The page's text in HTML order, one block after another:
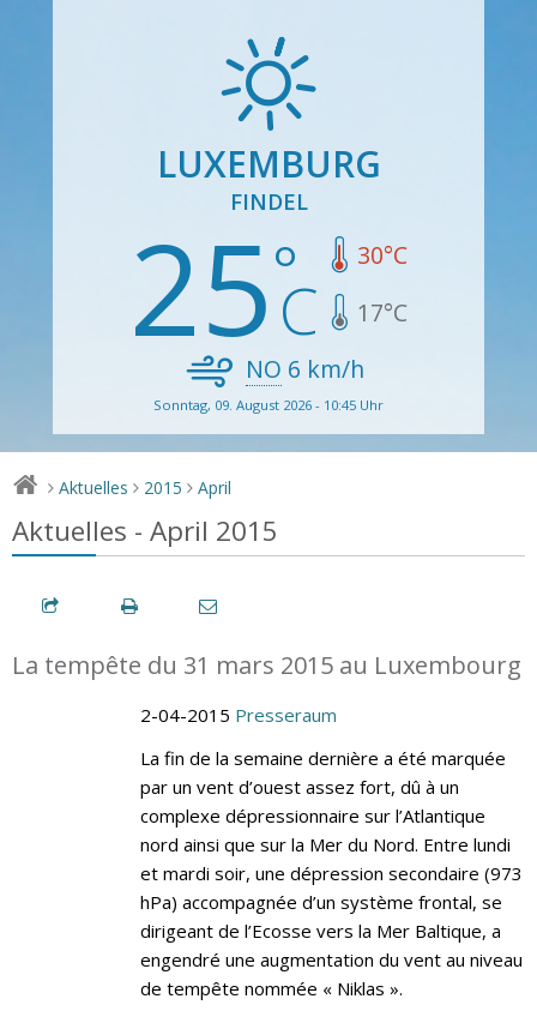
LUXEMBURG
FINDEL
25 30°C
17°C
NO 6 km/h
Sonntag, 09. August 2026 - 10:45 Uhr
> Aktuelles > 2015 > April
Aktuelles - April 2015
La tempête du 31 mars 2015 au Luxembourg
2-04-2015 Presseraum
La fin de la semaine dernière a été marquée
par un vent d’ouest assez fort, dû à un
complexe dépressionnaire sur l’Atlantique
nord ainsi que sur la Mer du Nord. Entre lundi
et mardi soir, une dépression secondaire (973
hPa) accompagnée d’un système frontal, se
dirigeant de l’Ecosse vers la Mer Baltique, a
engendré une augmentation du vent au niveau
de tempête nommée « Niklas ».